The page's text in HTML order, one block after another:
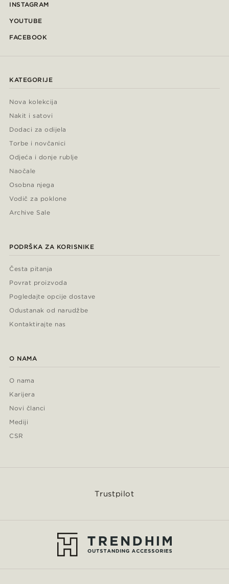
INSTAGRAM
YOUTUBE
FACEBOOK
KATEGORIJE
Nova kolekcija
Nakit i satovi
Dodaci za odijela
Torbe i novčanici
Odjeća i donje rublje
Naočale
Osobna njega
Vodič za poklone
Archive Sale
PODRŠKA ZA KORISNIKE
Česta pitanja
Povrat proizvoda
Pogledajte opcije dostave
Odustanak od narudžbe
Kontaktirajte nas
O NAMA
O nama
Karijera
Novi članci
Mediji
CSR
Trustpilot